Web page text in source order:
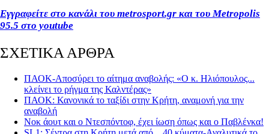
Εγγραφείτε στο κανάλι του metrosport.gr και του Metropolis
95.5 στο youtube
ΣΧΕΤΙΚΑ ΑΡΘΡΑ
ΠΑΟΚ-Αποσύρει το αίτημα αναβολής: «Ο κ. Ηλιόπουλος...
κλείνει το ρήγμα της Καλντέρας»
ΠΑΟΚ: Κανονικά το ταξίδι στην Κρήτη, αναμονή για την
αναβολή
Νοκ άουτ και ο Ντεσπόντοφ, έχει ίωση όπως και ο Παβλένκα!